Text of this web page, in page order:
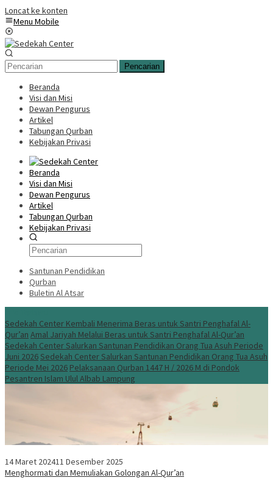
Loncat ke konten
Menu Mobile
Pencarian
Beranda
Visi dan Misi
Dewan Pengurus
Artikel
Tabungan Qurban
Kebijakan Privasi
Beranda
Visi dan Misi
Dewan Pengurus
Artikel
Tabungan Qurban
Kebijakan Privasi
Santunan Pendidikan
Qurban
Buletin Al Atsar
Sedekah Center Kembali Menerima Beras untuk Santri Penghafal Al-
Qur’an Amal Jariyah Melalui Beras untuk Santri Penghafal Al-Qur’an
Sedekah Center Salurkan Santunan Pendidikan Orang Tua Asuh Periode
Juni 2026Sedekah Center Salurkan Santunan Pendidikan Orang Tua Asuh
Periode Mei 2026 Pelaksanaan Qurban 1447 H / 2026 M di Pondok
Pesantren Islam Ulul Albab Lampung
14 Maret 202411 Desember 2025
Menghormati dan Memuliakan Golongan Al-Qur’an